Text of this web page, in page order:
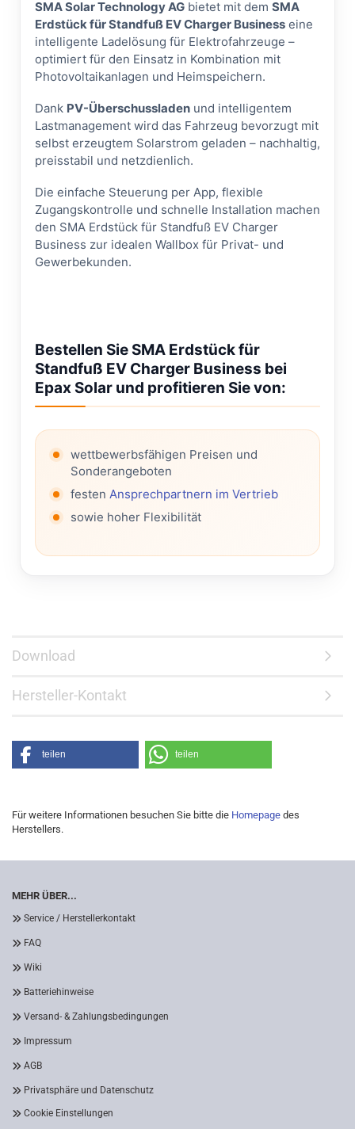
SMA Solar Technology AG bietet mit dem SMA
Erdstück für Standfuß EV Charger Business eine
intelligente Ladelösung für Elektrofahrzeuge –
optimiert für den Einsatz in Kombination mit
Photovoltaikanlagen und Heimspeichern.
Dank PV-Überschussladen und intelligentem
Lastmanagement wird das Fahrzeug bevorzugt mit
selbst erzeugtem Solarstrom geladen – nachhaltig,
preisstabil und netzdienlich.
Die einfache Steuerung per App, flexible
Zugangskontrolle und schnelle Installation machen
den SMA Erdstück für Standfuß EV Charger
Business zur idealen Wallbox für Privat- und
Gewerbekunden.
Bestellen Sie SMA Erdstück für
Standfuß EV Charger Business bei
Epax Solar und profitieren Sie von:
wettbewerbsfähigen Preisen und
Sonderangeboten
festen Ansprechpartnern im Vertrieb
sowie hoher Flexibilität
Download
Hersteller-Kontakt
teilen teilen
Für weitere Informationen besuchen Sie bitte die Homepage des
Herstellers.
MEHR ÜBER...
Service / Herstellerkontakt
FAQ
Wiki
Batteriehinweise
Versand- & Zahlungsbedingungen
Impressum
AGB
Privatsphäre und Datenschutz
Cookie Einstellungen